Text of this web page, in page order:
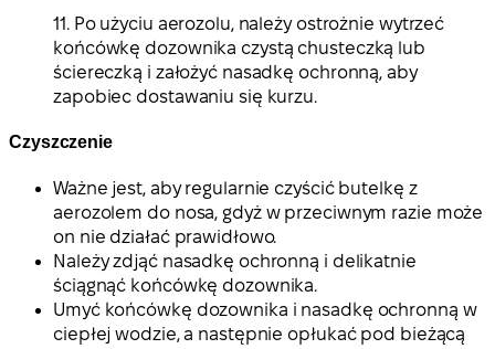
11. Po użyciu aerozolu, należy ostrożnie wytrzeć
końcówkę dozownika czystą chusteczką lub
ściereczką i założyć nasadkę ochronną, aby
zapobiec dostawaniu się kurzu.
Czyszczenie
Ważne jest, aby regularnie czyścić butelkę z
aerozolem do nosa, gdyż w przeciwnym razie może
on nie działać prawidłowo.
Należy zdjąć nasadkę ochronną i delikatnie
ściągnąć końcówkę dozownika.
Umyć końcówkę dozownika i nasadkę ochronną w
ciepłej wodzie, a następnie opłukać pod bieżącą